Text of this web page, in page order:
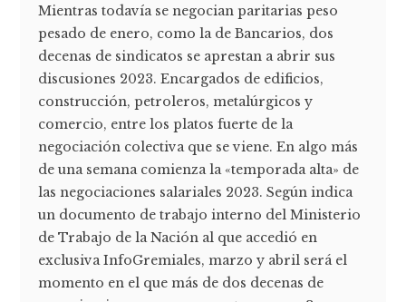
Mientras todavía se negocian paritarias peso
pesado de enero, como la de Bancarios, dos
decenas de sindicatos se aprestan a abrir sus
discusiones 2023. Encargados de edificios,
construcción, petroleros, metalúrgicos y
comercio, entre los platos fuerte de la
negociación colectiva que se viene. En algo más
de una semana comienza la «temporada alta» de
las negociaciones salariales 2023. Según indica
un documento de trabajo interno del Ministerio
de Trabajo de la Nación al que accedió en
exclusiva InfoGremiales, marzo y abril será el
momento en el que más de dos decenas de